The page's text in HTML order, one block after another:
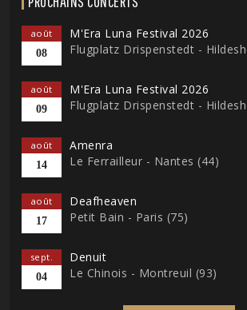
août
08
M'Era Luna Festival 2026
Flugplatz Drispenstedt -
août
09
M'Era Luna Festival 2026
Flugplatz Drispenstedt -
août
14
Amenra
Le Ferrailleur - Nantes (44)
août
17
Deafheaven
Petit Bain - Paris (75)
sept.
04
Denuit
Le Chinois - Montreuil (93)